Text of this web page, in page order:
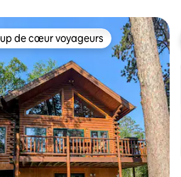
de cœur voyageurs les plus
de cœur voyageurs